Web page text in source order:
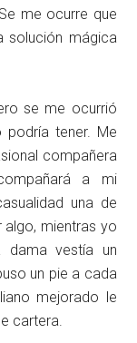
me ocurre que
solución mágica
se me ocurrió
tener. Me
compañera
a mi
una de
algo, mientras yo
dama vestía un
un pie a cada
mejorado le
cartera.